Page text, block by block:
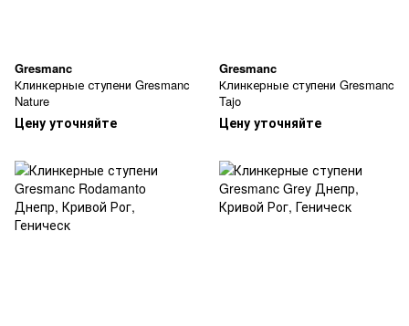
Gresmanc
Клинкерные ступени Gresmanc
Nature
Цену уточняйте
Gresmanc
Клинкерные ступени Gresmanc
Tajo
Цену уточняйте